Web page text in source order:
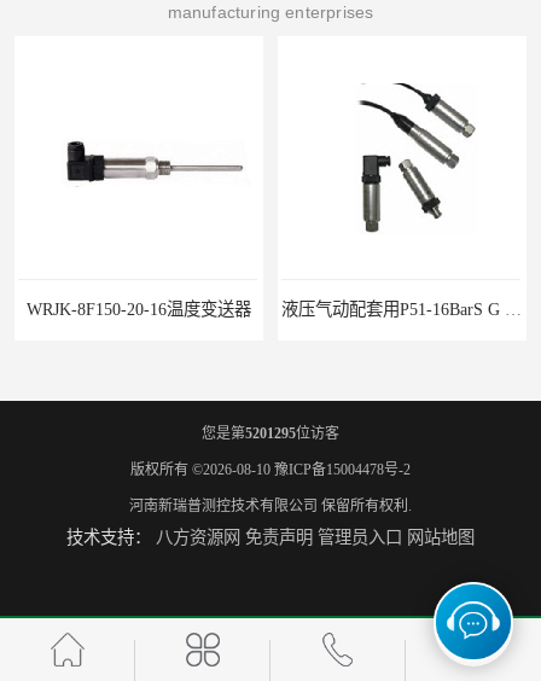
manufacturing enterprises
WRJK-8F150-20-16温度变送器
WP-D816-01-08-HHT智能多路巡检仪 水泥厂用DG1300-PJ-1-2-40/AA2N压力变送器
您是第5201295位访客
版权所有 ©2026-08-10 豫ICP备15004478号-2
河南新瑞普测控技术有限公司 保留所有权利.
技术支持： 八方资源网 免责声明 管理员入口 网站地图